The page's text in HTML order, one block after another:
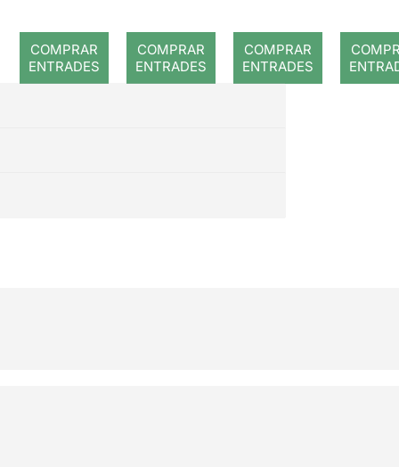
COMPRAR
ENTRADES
COMPRAR
ENTRADES
COMPRAR
ENTRADES